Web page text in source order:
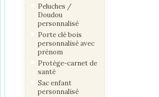
Peluches /
Doudou
personnalisé
Porte clé bois
personnalisé avec
prénom
Protège-carnet de
santé
Sac enfant
personnalisé